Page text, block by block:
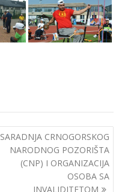
SARADNJA CRNOGORSKOG
NARODNOG POZORIŠTA
(CNP) I ORGANIZACIJA
OSOBA SA
INVALIDITETOM